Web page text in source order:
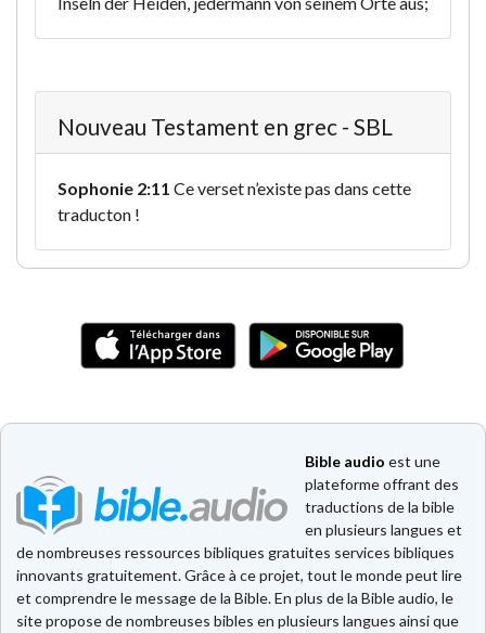
Nouveau Testament en grec - SBL
Sophonie 2:11 Ce verset n’existe pas dans cette
traducton !
Bible audio est une
plateforme offrant des
traductions de la bible
en plusieurs langues et
de nombreuses ressources bibliques gratuites services bibliques
innovants gratuitement. Grâce à ce projet, tout le monde peut lire
et comprendre le message de la Bible. En plus de la Bible audio, le
site propose de nombreuses bibles en plusieurs langues ainsi que